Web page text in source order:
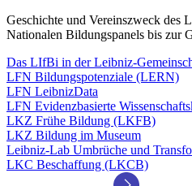
Geschichte und Vereinszweck des
Nationalen Bildungspanels bis zur
Das LIfBi in der Leibniz-
LFN Bildungspotenziale (LERN)
LFN LeibnizData
LFN Evidenzbasierte
LKZ Frühe Bildung (LKFB)
LKZ Bildung im Museum
Leibniz-Lab Umbrüche und
LKC Beschaffung (LKCB)